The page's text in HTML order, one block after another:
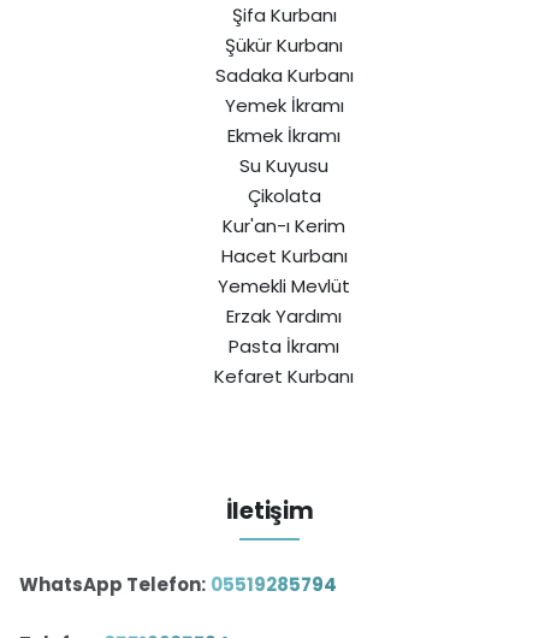
Şifa Kurbanı
Şükür Kurbanı
Sadaka Kurbanı
Yemek İkramı
Ekmek İkramı
Su Kuyusu
Çikolata
Kur'an-ı Kerim
Hacet Kurbanı
Yemekli Mevlüt
Erzak Yardımı
Pasta İkramı
Kefaret Kurbanı
İletişim
WhatsApp Telefon: 05519285794